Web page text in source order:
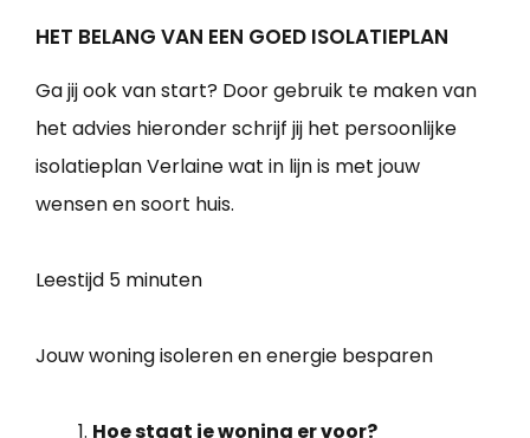
HET BELANG VAN EEN GOED ISOLATIEPLAN
Ga jij ook van start? Door gebruik te maken van
het advies hieronder schrijf jij het persoonlijke
isolatieplan Verlaine wat in lijn is met jouw
wensen en soort huis.
Leestijd 5 minuten
Jouw woning isoleren en energie besparen
Hoe staat je woning er voor?